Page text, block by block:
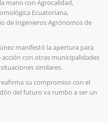
mano con Agrocalidad,
Ecuatoriana,
de Ingenieros Agrónomos de
manifestó la apertura para
con otras municipalidades
similares.
su compromiso con el
del futuro va rumbo a ser un